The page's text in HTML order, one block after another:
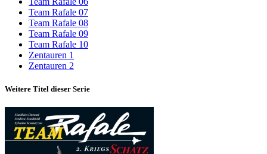
Team Rafale 07
Team Rafale 08
Team Rafale 09
Team Rafale 10
Zentauren 1
Zentauren 2
Weitere Titel dieser Serie